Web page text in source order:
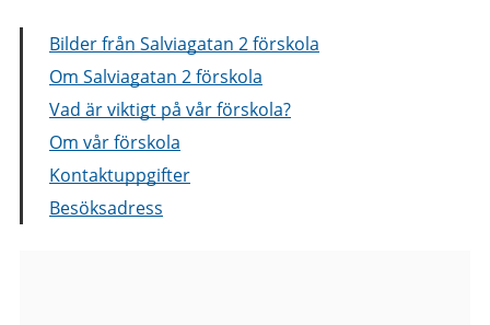
Bilder från Salviagatan 2 förskola
Om Salviagatan 2 förskola
Vad är viktigt på vår förskola?
Om vår förskola
Kontaktuppgifter
Besöksadress